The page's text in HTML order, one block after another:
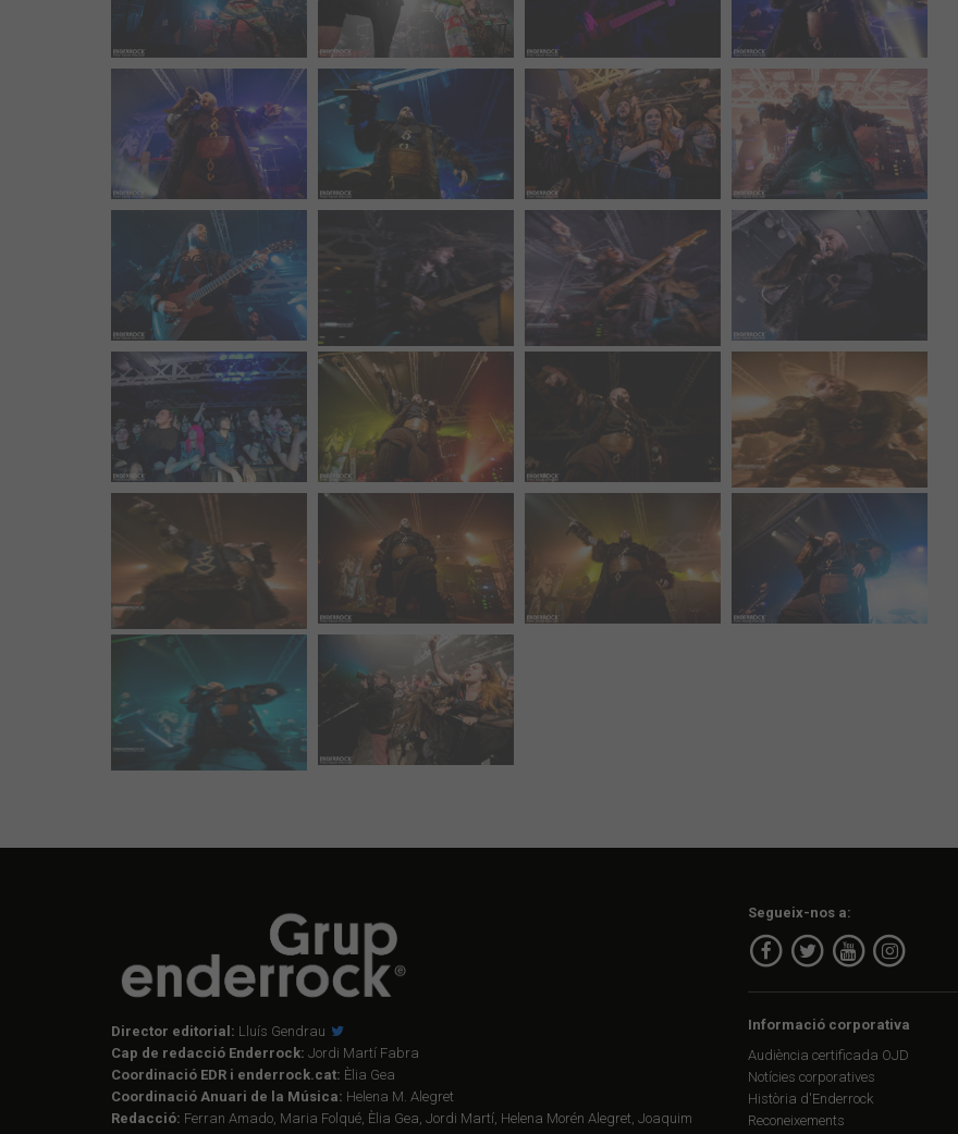
Director editorial: Lluís Gendrau
Cap de redacció Enderrock: Jordi Martí Fabra
Coordinació EDR i enderrock.cat: Èlia Gea
Coordinació Anuari de la Música: Helena M. Alegret
Redacció: Ferran Amado, Maria Folqué, Èlia Gea, Jordi Martí, Helena Morén Alegret, Joaquim
Segueix-nos a:
Informació corporativa
Audiència certificada OJD
Notícies corporatives
Història d'Enderrock
Reconeixements